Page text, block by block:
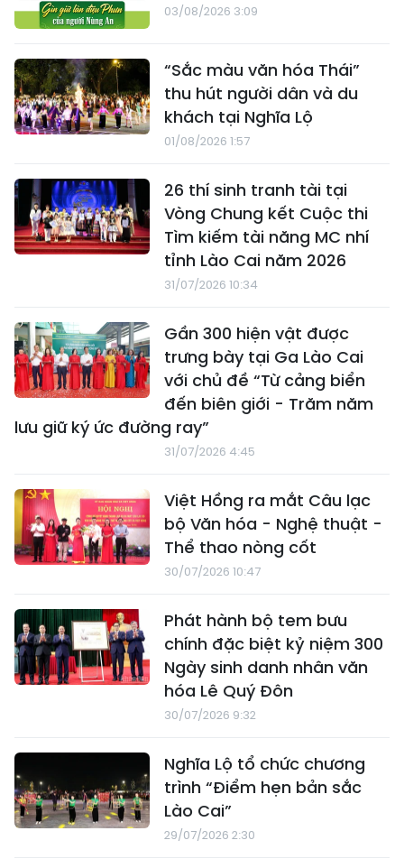
03/08/2026 3:09
“Sắc màu văn hóa Thái”
thu hút người dân và du
khách tại Nghĩa Lộ
01/08/2026 1:57
26 thí sinh tranh tài tại
Vòng Chung kết Cuộc thi
Tìm kiếm tài năng MC nhí
tỉnh Lào Cai năm 2026
31/07/2026 10:34
Gần 300 hiện vật được
trưng bày tại Ga Lào Cai
với chủ đề “Từ cảng biển
đến biên giới - Trăm năm
lưu giữ ký ức đường ray”
31/07/2026 4:45
Việt Hồng ra mắt Câu lạc
bộ Văn hóa - Nghệ thuật -
Thể thao nòng cốt
30/07/2026 10:47
Phát hành bộ tem bưu
chính đặc biệt kỷ niệm 300
Ngày sinh danh nhân văn
hóa Lê Quý Đôn
30/07/2026 9:32
Nghĩa Lộ tổ chức chương
trình “Điểm hẹn bản sắc
Lào Cai”
29/07/2026 2:30